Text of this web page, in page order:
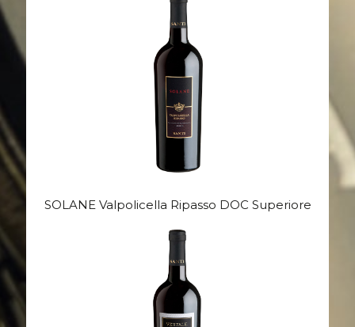
SOLANE Valpolicella Ripasso DOC Superiore